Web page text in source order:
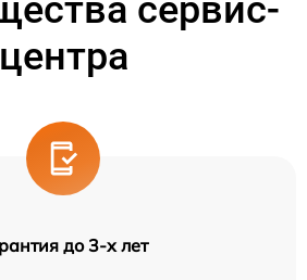
сервис-
центра
до 3-х лет